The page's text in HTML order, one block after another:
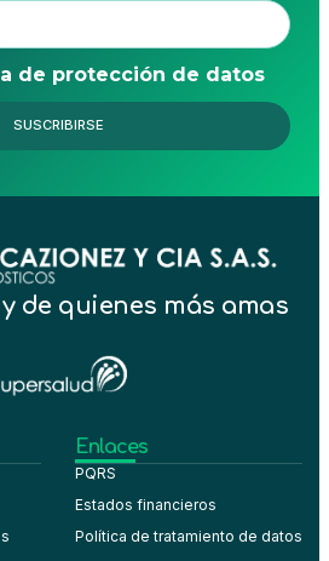
de protección de datos
SUSCRIBIRSE
de quienes más amas
Enlaces
PQRS
Estados financieros
Política de tratamiento de datos